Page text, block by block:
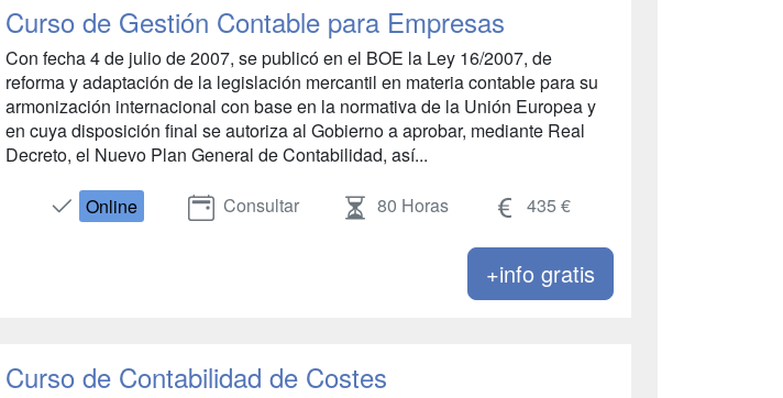
Curso de Gestión Contable para Empresas
Con fecha 4 de julio de 2007, se publicó en el BOE la Ley 16/2007, de
reforma y adaptación de la legislación mercantil en materia contable para su
armonización internacional con base en la normativa de la Unión Europea y
en cuya disposición final se autoriza al Gobierno a aprobar, mediante Real
Decreto, el Nuevo Plan General de Contabilidad, así...
Online Consultar 80 Horas 435 €
+info gratis
Curso de Contabilidad de Costes